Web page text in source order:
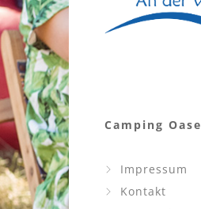
Camping Oase
Impressum
Kontakt